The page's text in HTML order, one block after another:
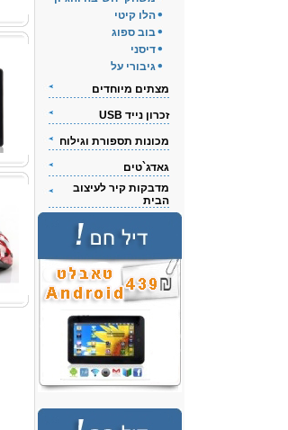
הלו קיטי
בוב ספוג
דיסני
גיבורי על
מצתים מיוחדים
זכרון נייד USB
מכונות תספורת וגילוח
גאדג`טים
מדבקות קיר לעיצוב
הבית